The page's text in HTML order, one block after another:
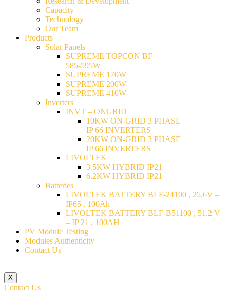
Capacity
Technology
Our Team
Products
Solar Panels
SUPREME TOPCON BF
585-595W
SUPREME 170W
SUPREME 200W
SUPREME 410W
Inverters
INVT – ONGRID
10KW ON-GRID 3 PHASE
IP 66 INVERTERS
20KW ON-GRID 3 PHASE
IP 66 INVERTERS
LIVOLTEK
3.5KW HYBRID IP21
6.2KW HYBRID IP21
Batteries
LIVOLTEK BATTERY BLF-24100 , 25.6V –
IP65 , 100Ah
LIVOLTEK BATTERY BLF-B51100 , 51.2 V
– IP 21 , 100AH
PV Module Testing
Modules Authenticity
Contact Us
X
Contact Us